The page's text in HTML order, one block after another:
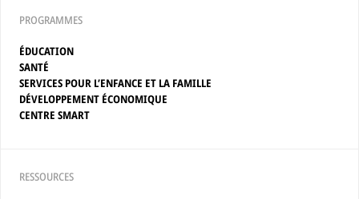
PROGRAMMES
ÉDUCATION
SANTÉ
SERVICES POUR L’ENFANCE ET LA FAMILLE
DÉVELOPPEMENT ÉCONOMIQUE
CENTRE SMART
RESSOURCES